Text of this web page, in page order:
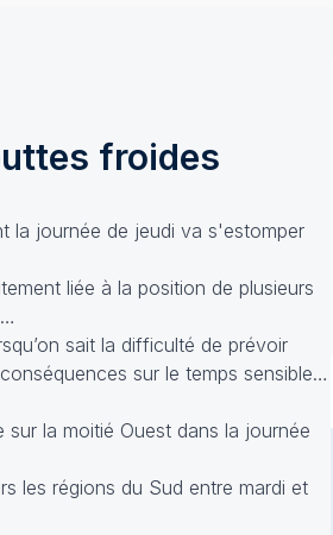
froides
la journée de jeudi va s'estomper
liée à la position de plusieurs
sait la difficulté de prévoir
sur le temps sensible…
la moitié Ouest dans la journée
les régions du Sud entre mardi et